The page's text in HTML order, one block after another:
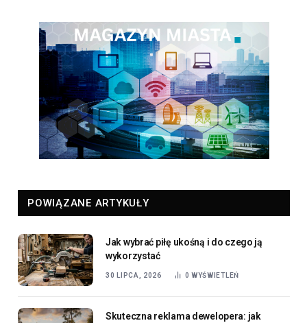
POWIĄZANE ARTYKUŁY
Jak wybrać piłę ukośną i do czego ją
wykorzystać
30 LIPCA, 2026 0 WYŚWIETLEŃ
Skuteczna reklama dewelopera: jak